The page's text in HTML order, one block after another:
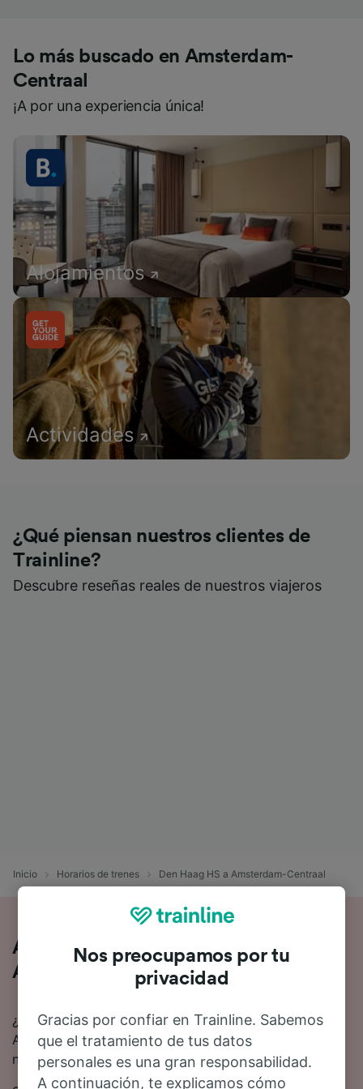
Lo más buscado en Amsterdam-
Centraal
¡A por una experiencia única!
Alojamientos
Actividades
¿Qué piensan nuestros clientes de
Trainline?
Descubre reseñas reales de nuestros viajeros
Inicio Horarios de trenes Den Haag HS a Amsterdam-Centraal
Así es viajar en tren de Den Haag HS a
Amsterdam-Centraal
¿Buscas información para ir de Den Haag HS a
Amsterdam-Centraal en tren? Empieza tu viaje con
nosotros.
Nos preocupamos por tu
privacidad
Gracias por confiar en Trainline. Sabemos
que el tratamiento de tus datos
personales es una gran responsabilidad.
A continuación, te explicamos cómo